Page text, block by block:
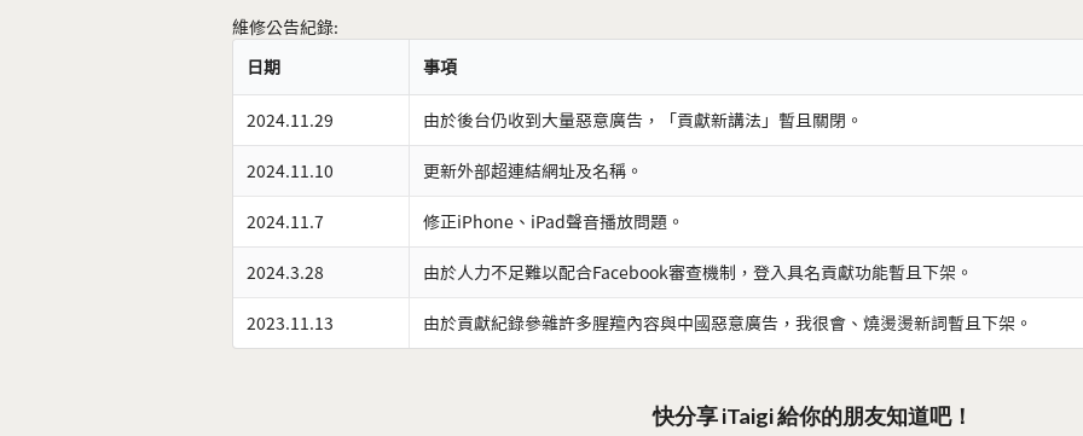
維修公告紀錄:
日期
事項
2024.11.29 由於後台仍收到大量惡意廣告，「貢獻新講法」暫且關閉。
2024.11.10 更新外部超連結網址及名稱。
2024.11.7 修正iPhone、iPad聲音播放問題。
2024.3.28 由於人力不足難以配合Facebook審查機制，登入具名貢獻功能暫且下架。
2023.11.13 由於貢獻紀錄參雜許多腥羶內容與中國惡意廣告，我很會、燒燙燙新詞暫且下架。
快分享 iTaigi 給你的朋友知道吧！